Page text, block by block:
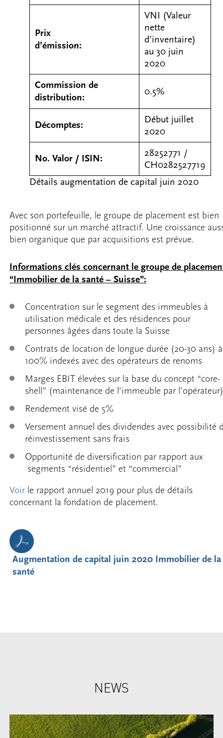
Prix
d’émission:
VNI (Valeur
nette
d’inventaire)
au 30 juin
2020
Commission de
distribution:
0.5%
Décomptes:
Début juillet
2020
No. Valor / ISIN:
28252771 /
CH0282527719
Détails augmentation de capital juin 2020
Avec son portefeuille, le groupe de placement est bien
positionné sur un marché attractif. Une croissance
bien organique que par acquisitions est prévue.
Informations clés concernant le groupe de
“Immobilier de la santé – Suisse”:
Concentration sur le segment des immeubles à
utilisation médicale et des résidences pour
personnes âgées dans toute la Suisse
Contrats de location de longue durée (20-30 ans) à
100% indexés avec des opérateurs de renoms
Marges EBIT élevées sur la base du concept “core-
shell” (maintenance de l’immeuble par l’opérateur)
Rendement visé de 5%
Versement annuel des dividendes avec possibilité
réinvestissement sans frais
Opportunité de diversification par rapport aux
segments “résidentiel” et “commercial”
Voir le rapport annuel 2019 pour plus de détails
concernant la fondation de placement.
Augmentation de capital juin 2020 Immobilier de la
santé
NEWS